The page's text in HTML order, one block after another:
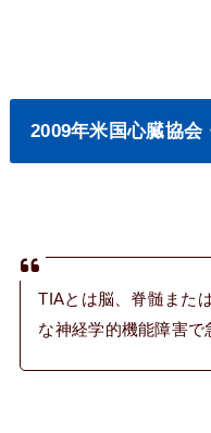
2009年米国心臓協会
TIAとは脳、脊髄また
な神経学的機能障害